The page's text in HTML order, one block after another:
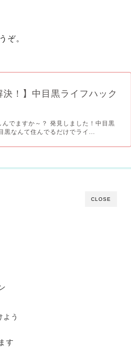
ぞ。
決！】中目黒ライフハック
でますか～？ 発見しました！中目黒
黒なんて住んでるだけでライ...
CLOSE
よう
す